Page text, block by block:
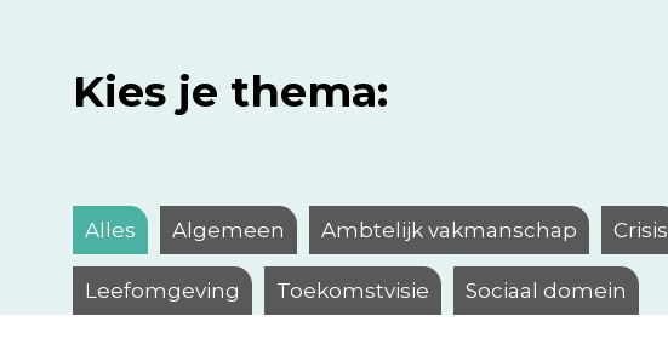
Kies je thema:
Alles Algemeen Ambtelijk vakmanschap Crisis
Leefomgeving Toekomstvisie Sociaal domein